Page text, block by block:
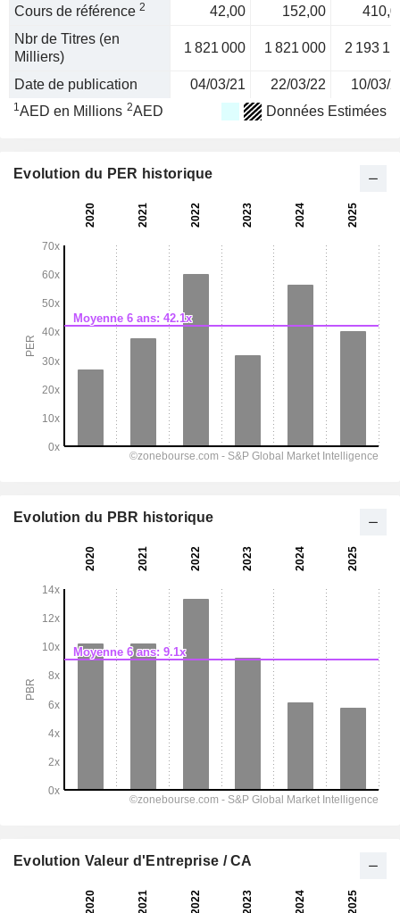
Cours de référence 2 42,00 152,00
Nbr de Titres (en
Milliers)
1 821 000 1 821 000 2 193
Date de publication 04/03/21 22/03/22 10/03/
1AED en Millions 2AED Données Estimées
Evolution du PER historique
Evolution du PBR historique
Evolution Valeur d'Entreprise / CA